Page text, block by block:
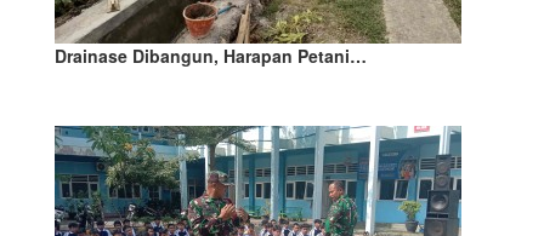
Drainase Dibangun, Harapan Petani…